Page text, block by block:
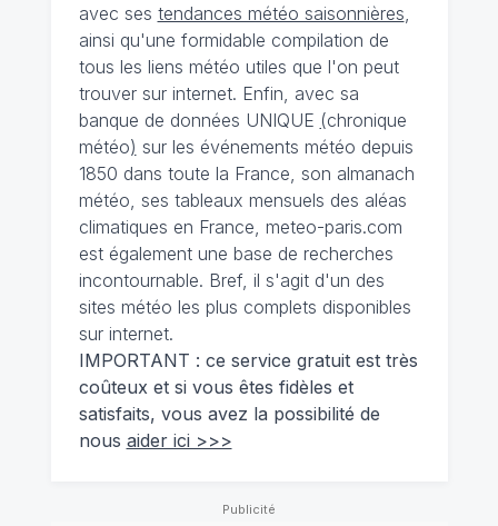
avec ses tendances météo saisonnières
ainsi qu'une formidable compilation de
tous les liens météo utiles que l'on peut
trouver sur internet. Enfin, avec sa
banque de données UNIQUE (chronique
météo) sur les événements météo depuis
1850 dans toute la France, son almanach
météo, ses tableaux mensuels des aléas
climatiques en France, meteo-paris.com
est également une base de recherches
incontournable. Bref, il s'agit d'un des
sites météo les plus complets disponibles
sur internet.
IMPORTANT : ce service gratuit est très
coûteux et si vous êtes fidèles et
satisfaits, vous avez la possibilité de
nous aider ici >>>